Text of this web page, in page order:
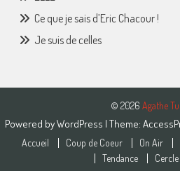
Ce que je sais d’Eric Chacour !
Je suis de celles
© 2026 Agathe
Powered byWordPress | Theme:
Accueil Coup de Coeur On Air
Tendance